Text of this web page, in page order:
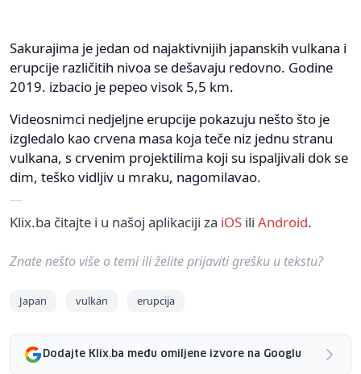
Sakurajima je jedan od najaktivnijih japanskih vulkana i
erupcije različitih nivoa se dešavaju redovno. Godine
2019. izbacio je pepeo visok 5,5 km.
Videosnimci nedjeljne erupcije pokazuju nešto što je
izgledalo kao crvena masa koja teče niz jednu stranu
vulkana, s crvenim projektilima koji su ispaljivali dok se
dim, teško vidljiv u mraku, nagomilavao.
Klix.ba čitajte i u našoj aplikaciji za iOS ili Android.
Znate nešto više o temi ili želite prijaviti grešku u tekstu?
Japan vulkan erupcija
Dodajte Klix.ba među omiljene izvore na Googlu